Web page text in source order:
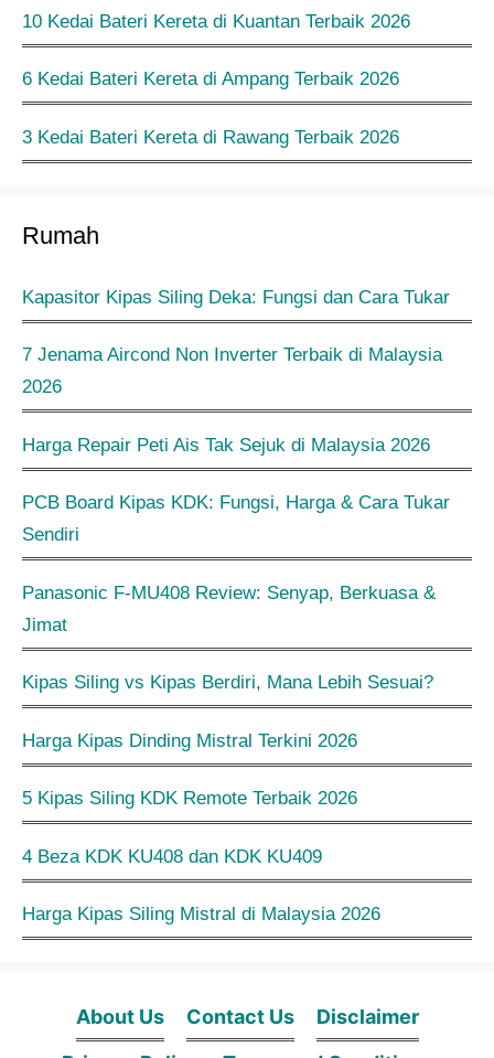
10 Kedai Bateri Kereta di Kuantan Terbaik 2026
6 Kedai Bateri Kereta di Ampang Terbaik 2026
3 Kedai Bateri Kereta di Rawang Terbaik 2026
Rumah
Kapasitor Kipas Siling Deka: Fungsi dan Cara Tukar
7 Jenama Aircond Non Inverter Terbaik di Malaysia
2026
Harga Repair Peti Ais Tak Sejuk di Malaysia 2026
PCB Board Kipas KDK: Fungsi, Harga & Cara Tukar
Sendiri
Panasonic F-MU408 Review: Senyap, Berkuasa &
Jimat
Kipas Siling vs Kipas Berdiri, Mana Lebih Sesuai?
Harga Kipas Dinding Mistral Terkini 2026
5 Kipas Siling KDK Remote Terbaik 2026
4 Beza KDK KU408 dan KDK KU409
Harga Kipas Siling Mistral di Malaysia 2026
About Us Contact Us
Disclaimer